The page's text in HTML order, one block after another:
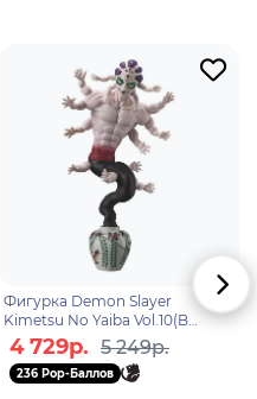
хороша в огне и
любую
оказаться. При
Чандры становятся
светятся красным.
мир, она исчезает
пламени.
Фигурка Demon Slayer
Kimetsu No Yaiba Vol.10(B
Gyokko) 4983164881578
4 729р. 5 249р.
236 Pop-Баллов